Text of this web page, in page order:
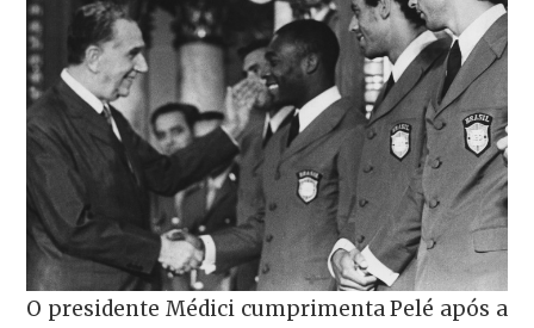
O presidente Médici cumprimenta Pelé após a